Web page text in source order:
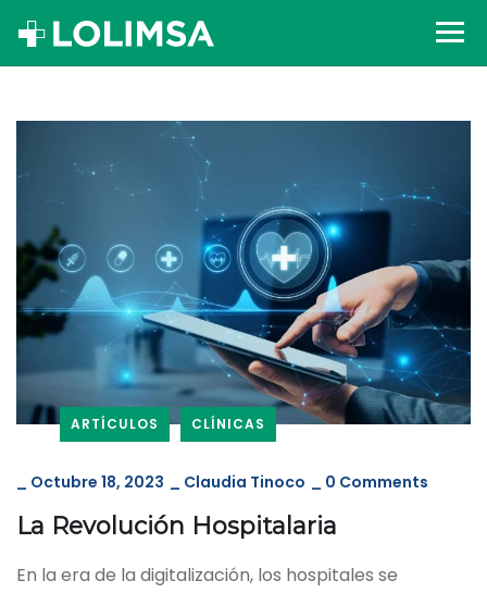
ARTÍCULOS CLÍNICAS
Octubre 18, 2023 Claudia Tinoco 0 Comments
La Revolución Hospitalaria
En la era de la digitalización, los hospitales se